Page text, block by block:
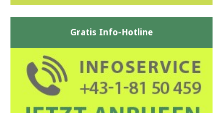
Gratis Info-Hotline